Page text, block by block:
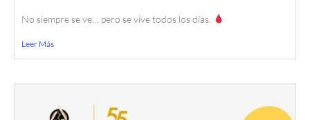
No siempre se ve… pero se vive todos los días.
Leer Más